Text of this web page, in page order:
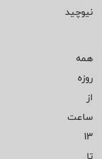
نیوچید
همه
روزه
از
ساعت
13